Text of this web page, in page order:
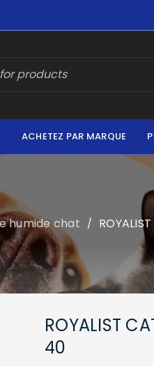
ACHETEZ PAR MARQUE
humide chat /
ROYALIST
40